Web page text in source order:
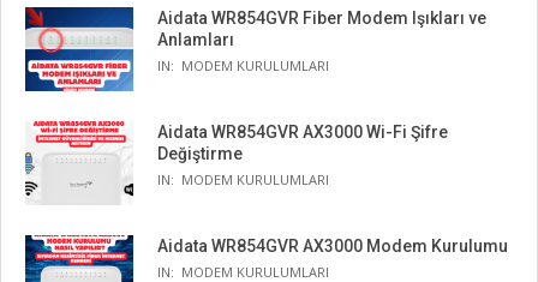
Aidata WR854GVR Fiber Modem Işıkları ve
Anlamları
IN: MODEM KURULUMLARI
Aidata WR854GVR AX3000 Wi-Fi Şifre
Değiştirme
IN: MODEM KURULUMLARI
Aidata WR854GVR AX3000 Modem Kurulumu
IN: MODEM KURULUMLARI